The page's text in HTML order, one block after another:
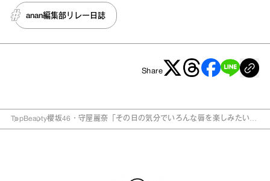
anan編集部リレー日誌
Share
TopBeauty櫻坂46・守屋麗奈「その日の気分でいろんな唇を楽しみたい」